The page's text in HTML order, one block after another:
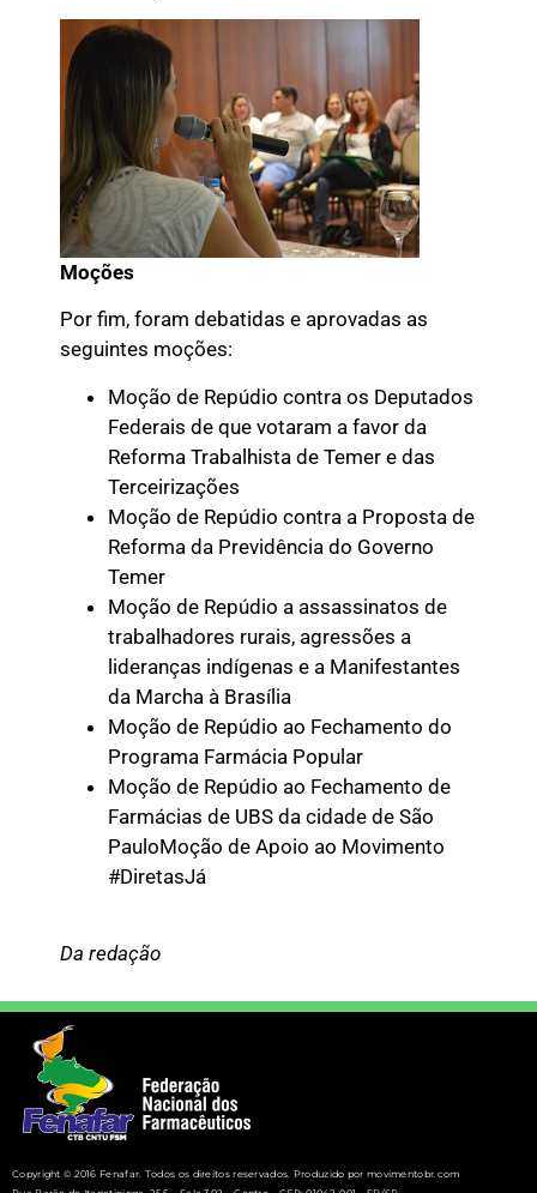
Moções
Por fim, foram debatidas e aprovadas as
seguintes moções:
Moção de Repúdio contra os Deputados
Federais de que votaram a favor da
Reforma Trabalhista de Temer e das
Terceirizações
Moção de Repúdio contra a Proposta de
Reforma da Previdência do Governo
Temer
Moção de Repúdio a assassinatos de
trabalhadores rurais, agressões a
lideranças indígenas e a Manifestantes
da Marcha à Brasília
Moção de Repúdio ao Fechamento do
Programa Farmácia Popular
Moção de Repúdio ao Fechamento de
Farmácias de UBS da cidade de São
PauloMoção de Apoio ao Movimento
#DiretasJá
Da redação
Copyright © 2016 Fenafar. Todos os direitos reservados. Produzido por movimentobr.com